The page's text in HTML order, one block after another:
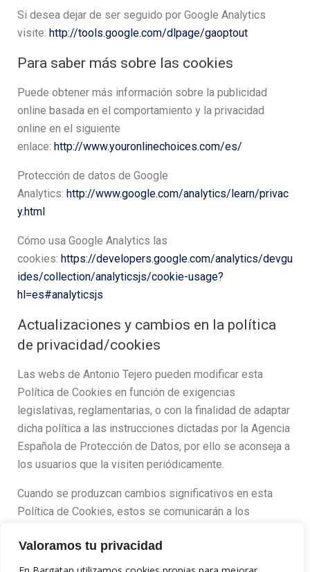
Valoramos tu privacidad
Si desea dejar de ser seguido por Google Analytics
visite: http://tools.google.com/dlpage/gaoptout
Para saber más sobre las cookies
Puede obtener más información sobre la publicidad
online basada en el comportamiento y la privacidad
online en el siguiente
enlace: http://www.youronlinechoices.com/es/
Protección de datos de Google
Analytics: http://www.google.com/analytics/learn/privac
y.html
Cómo usa Google Analytics las
cookies: https://developers.google.com/analytics/devgu
ides/collection/analyticsjs/cookie-usage?
hl=es#analyticsjs
Actualizaciones y cambios en la política
de privacidad/cookies
Las webs de Antonio Tejero pueden modificar esta
Política de Cookies en función de exigencias
legislativas, reglamentarias, o con la finalidad de adaptar
dicha política a las instrucciones dictadas por la Agencia
Española de Protección de Datos, por ello se aconseja a
los usuarios que la visiten periódicamente.
Cuando se produzcan cambios significativos en esta
Política de Cookies, estos se comunicarán a los
electrónico a los usuarios registrados.